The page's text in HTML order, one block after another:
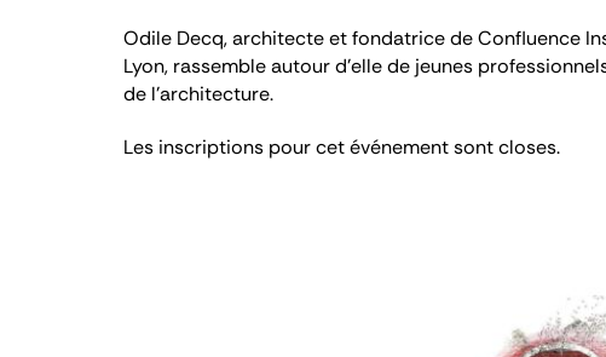
Odile Decq, architecte et fondatrice deConfluence
Lyon, rassemble autour d’elle de jeunes
de l'architecture.
Message
Les inscriptions pour cet événement sont closes.